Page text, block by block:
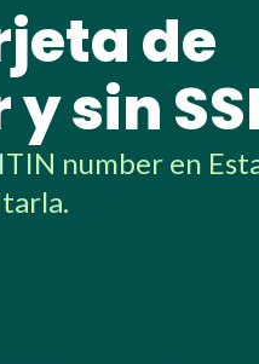
de
sin
number en